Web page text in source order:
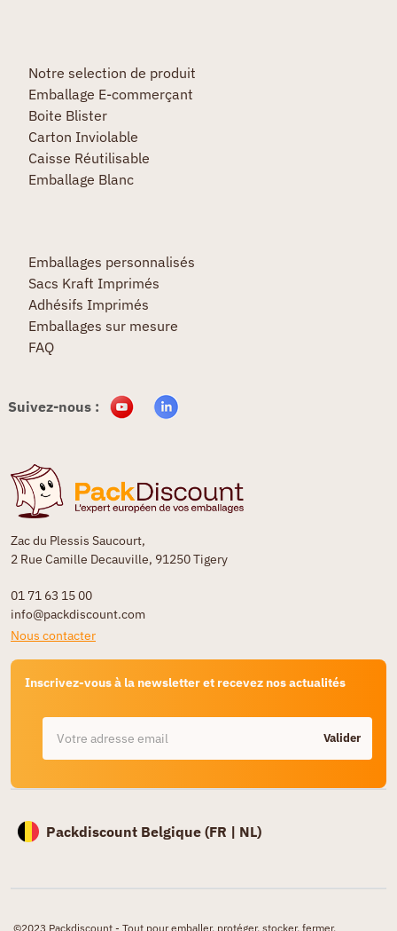
Zac du Plessis Saucourt,
2 Rue Camille Decauville, 91250 Tigery
01 71 63 15 00
info@packdiscount.com
Nous contacter
Inscrivez-vous à la newsletter et recevez nos actualités
Valider
Notre selection de produit
Emballage E-commerçant
Boite Blister
Carton Inviolable
Caisse Réutilisable
Emballage Blanc
Emballages personnalisés
Sacs Kraft Imprimés
Adhésifs Imprimés
Emballages sur mesure
FAQ
Suivez-nous :
Packdiscount Belgique (FR | NL)
©2023 Packdiscount - Tout pour emballer, protéger, stocker, fermer,